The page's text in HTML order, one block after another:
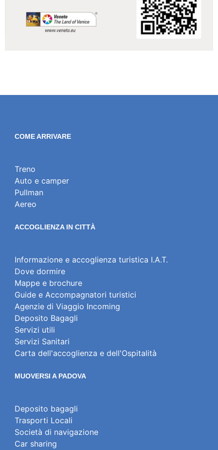
COME ARRIVARE
Treno
Auto e camper
Pullman
Aereo
ACCOGLIENZA IN CITTÀ
Informazione e accoglienza turistica I.A.T.
Dove dormire
Mappe e brochure
Guide e Accompagnatori turistici
Agenzie di Viaggio Incoming
Deposito Bagagli
Servizi utili
Servizi Sanitari
Carta dell'accoglienza e dell'Ospitalità
MUOVERSI A PADOVA
Deposito bagagli
Trasporti Locali
Società di navigazione
Car sharing